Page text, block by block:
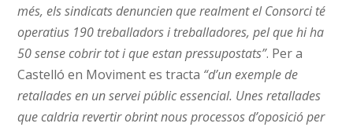
més, els sindicats denuncien que realment el Consorci té
operatius 190 treballadors i treballadores, pel que hi ha
50 sense cobrir tot i que estan pressupostats”. Per a
Castelló en Moviment es tracta “d’un exemple de
retallades en un servei públic essencial. Unes retallades
que caldria revertir obrint nous processos d’oposició per